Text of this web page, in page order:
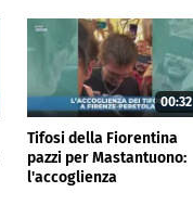
00:32
Tifosi della Fiorentina
pazzi per Mastantuono:
l'accoglienza